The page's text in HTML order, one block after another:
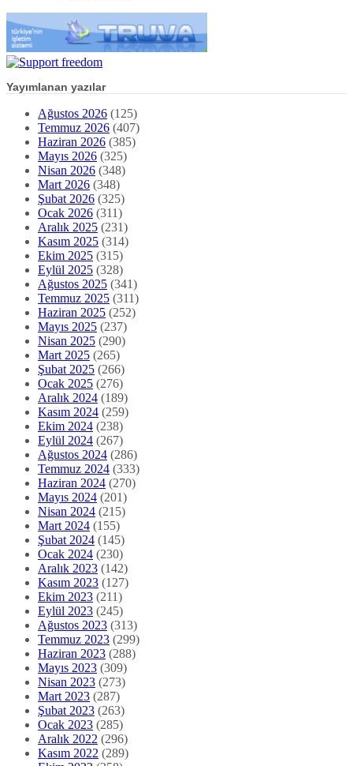
Yayımlanan yazılar
Ağustos 2026 (125)
Temmuz 2026 (407)
Haziran 2026 (385)
Mayıs 2026 (325)
Nisan 2026 (348)
Mart 2026 (348)
Şubat 2026 (325)
Ocak 2026 (311)
Aralık 2025 (231)
Kasım 2025 (314)
Ekim 2025 (315)
Eylül 2025 (328)
Ağustos 2025 (341)
Temmuz 2025 (311)
Haziran 2025 (252)
Mayıs 2025 (237)
Nisan 2025 (290)
Mart 2025 (265)
Şubat 2025 (266)
Ocak 2025 (276)
Aralık 2024 (189)
Kasım 2024 (259)
Ekim 2024 (238)
Eylül 2024 (267)
Ağustos 2024 (286)
Temmuz 2024 (333)
Haziran 2024 (270)
Mayıs 2024 (201)
Nisan 2024 (215)
Mart 2024 (155)
Şubat 2024 (145)
Ocak 2024 (230)
Aralık 2023 (142)
Kasım 2023 (127)
Ekim 2023 (211)
Eylül 2023 (245)
Ağustos 2023 (313)
Temmuz 2023 (299)
Haziran 2023 (288)
Mayıs 2023 (309)
Nisan 2023 (273)
Mart 2023 (287)
Şubat 2023 (263)
Ocak 2023 (285)
Aralık 2022 (296)
Kasım 2022 (289)